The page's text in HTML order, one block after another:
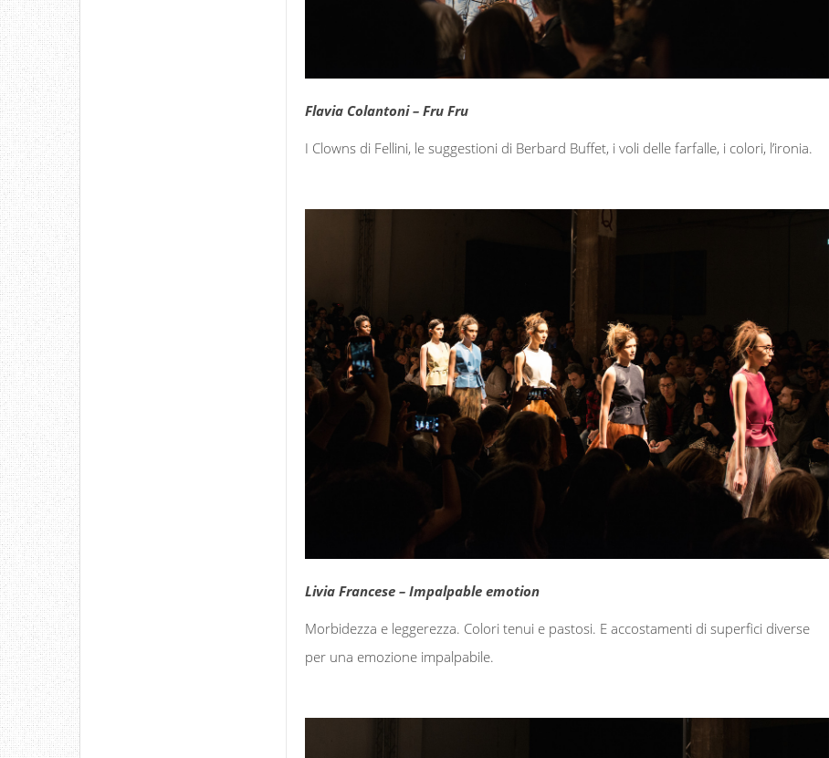
Flavia Colantoni – Fru Fru
I Clowns di Fellini, le suggestioni di Berbard Buffet, i voli delle farfalle, i colori, l’ironia.
Livia Francese – Impalpable emotion
Morbidezza e leggerezza. Colori tenui e pastosi. E accostamenti di superfici diverse
per una emozione impalpabile.